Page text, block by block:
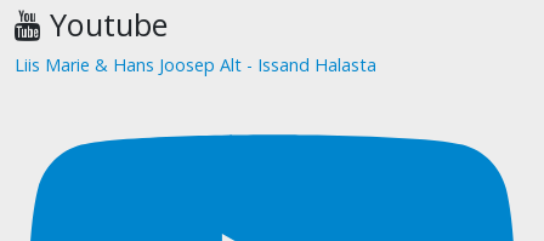
Youtube
Liis Marie & Hans Joosep Alt - Issand Halasta